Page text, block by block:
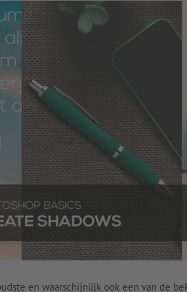
en waarschijnlijk ook een van de